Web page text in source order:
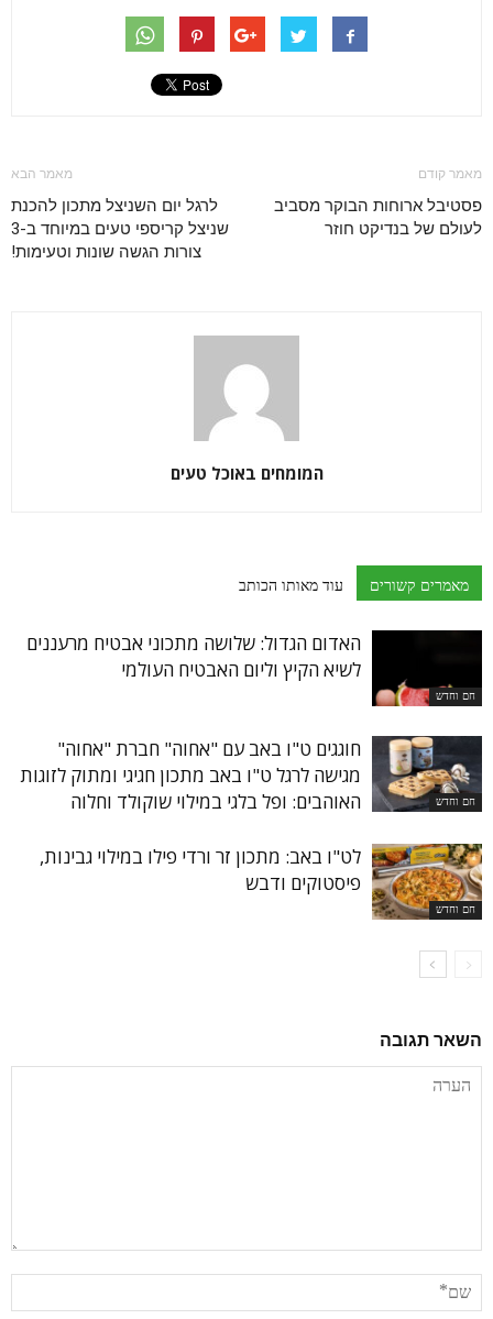
מאמר קודם
פסטיבל ארוחות הבוקר מסביב
לעולם של בנדיקט חוזר
מאמר הבא
לרגל יום השניצל מתכון להכנת
שניצל קריספי טעים במיוחד ב-3
צורות הגשה שונות וטעימות!
המומחים באוכל טעים
מאמרים קשורים עוד מאותו הכותב
חם וחדש
האדום הגדול: שלושה מתכוני אבטיח מרעננים
לשיא הקיץ וליום האבטיח העולמי
חם וחדש
חוגגים ט"ו באב עם "אחוה" חברת "אחוה"
מגישה לרגל ט"ו באב מתכון חגיגי ומתוק לזוגות
האוהבים: ופל בלגי במילוי שוקולד וחלוה
חם וחדש
לט"ו באב: מתכון זר ורדי פילו במילוי גבינות,
פיסטוקים ודבש
השאר תגובה